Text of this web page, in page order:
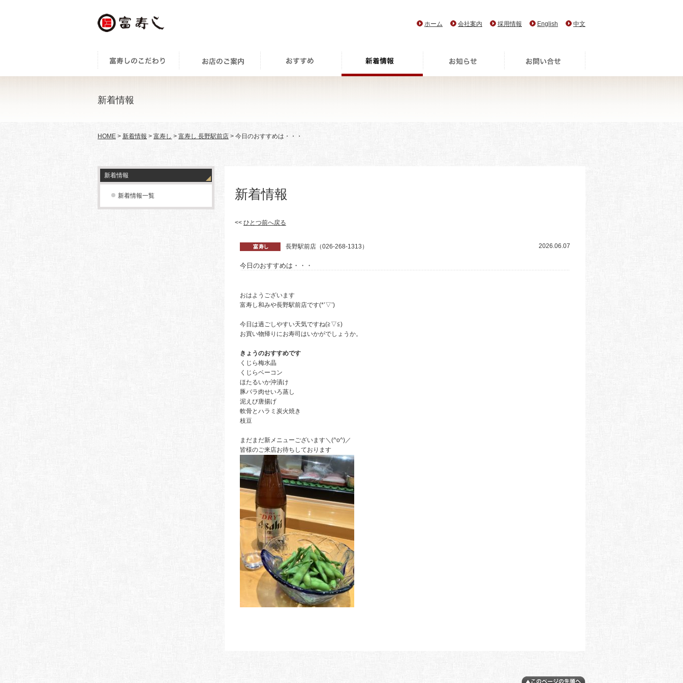
ホーム 会社案内 採用情報 English 中文
新着情報
HOME > 新着情報 > 富寿し > 富寿し 長野駅前店 > 今日のおすすめは・・・
新着情報
新着情報一覧 新着情報
<< ひとつ前へ戻る
長野駅前店（026-268-1313） 2026.06.07
今日のおすすめは・・・
おはようございます
富寿し和みや長野駅前店です(*’▽’)
今日は過ごしやすい天気ですね(≧▽≦)
お買い物帰りにお寿司はいかがでしょうか。
きょうのおすすめです
くじら梅水晶
くじらベーコン
ほたるいか沖漬け
豚バラ肉せいろ蒸し
泥えび唐揚げ
軟骨とハラミ炭火焼き
枝豆
まだまだ新メニューございます＼(^o^)／
皆様のご来店お待ちしております